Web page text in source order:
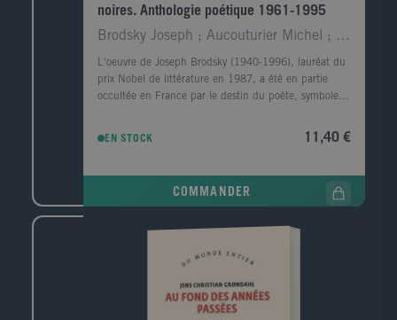
noires. Anthologie poétique 1961-1995
Brodsky Joseph ; Aucouturier Michel ; Bordier Jean
L'oeuvre de Joseph Brodsky (1940-1996), lauréat du
prix Nobel de littérature en 1987, a été en partie
occultée en France par le destin du poète, symbole
compte de sa poésie d'une extraordinaire virtuosité
formelle, liant l'intime à l'épique, au mythologique, et
poèmes publiés dans la collection "Du monde entier"
chronologique, auxquels s'ajoute une sélection de
EN STOCK 11,40 €
COMMANDER